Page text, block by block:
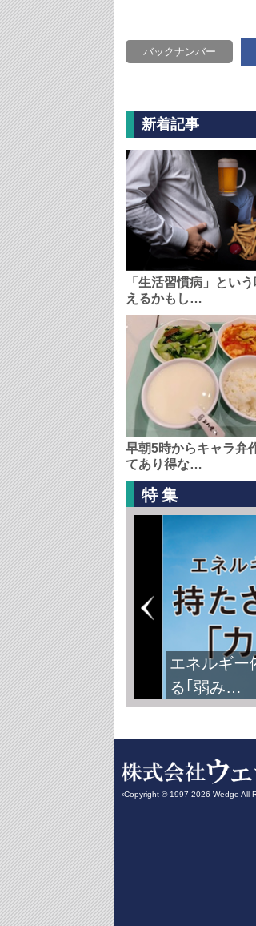
バックナンバー
新着記事
「生活習慣病」とい
えるかもし…
早朝5時からキャラ弁
てあり得な…
特集
エネルギ
る｢弱み…
‹Copyright © 1997-2026 Wedge All